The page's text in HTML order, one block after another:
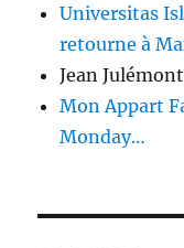
Universitas
retourne à
Jean Julémont
Mon Appart
Monday…